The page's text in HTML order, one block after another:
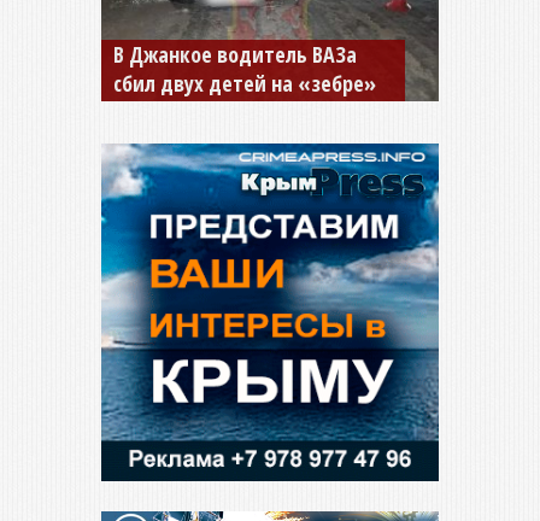
В Джанкое водитель ВАЗа
сбил двух детей на «зебре»